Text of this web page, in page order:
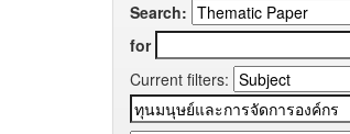
Search:
for
Current filters: